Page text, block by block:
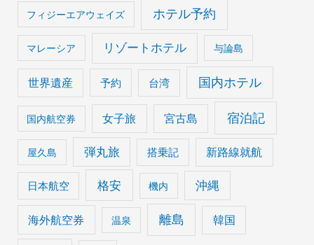
フィジーエアウェイズ ホテル予約
マレーシア リゾートホテル 与論島
世界遺産 予約 台湾 国内ホテル
国内航空券 女子旅 宮古島 宿泊記
屋久島 弾丸旅 搭乗記 新路線就航
日本航空 格安 機内 沖縄
海外航空券 温泉 離島 韓国